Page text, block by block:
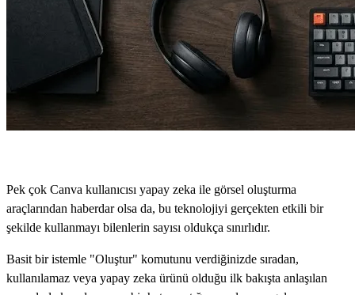
Pek çok Canva kullanıcısı yapay zeka ile görsel oluşturma
araçlarından haberdar olsa da, bu teknolojiyi gerçekten etkili bir
şekilde kullanmayı bilenlerin sayısı oldukça sınırlıdır.
Basit bir istemle "Oluştur" komutunu verdiğinizde sıradan,
kullanılamaz veya yapay zeka ürünü olduğu ilk bakışta anlaşılan